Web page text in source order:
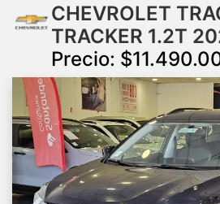
CHEVROLET
TRACKER 1.2T
Precio: